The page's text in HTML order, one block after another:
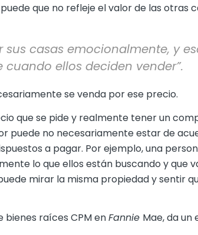
que no refleje el valor de las otras
sus casas emocionalmente, y
ellos deciden vender”.
se venda por ese precio.
que se pide y realmente tener un
puede no necesariamente estar de
a pagar. Por ejemplo, una
lo que ellos están buscando y que
mirar la misma propiedad y sentir
bienes raíces CPM enFannie Mae, da un